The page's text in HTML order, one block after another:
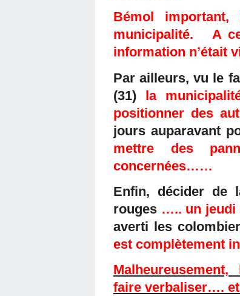
Bémol
municipalité. A
information n’était
Par ailleurs, vu le
(31) la
positionner des
jours auparavant
mettre des
concernées……
Enfin, décider de
rouges ….. un jeudi
averti les
est complètement
faire verbaliser….